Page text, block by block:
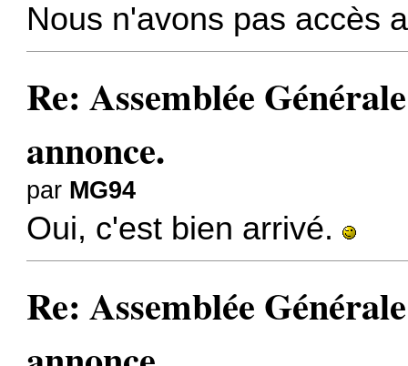
Nous n'avons pas accès
Re: Assemblée
annonce.
par MG94
Oui, c'est bien arrivé.
Re: Assemblée